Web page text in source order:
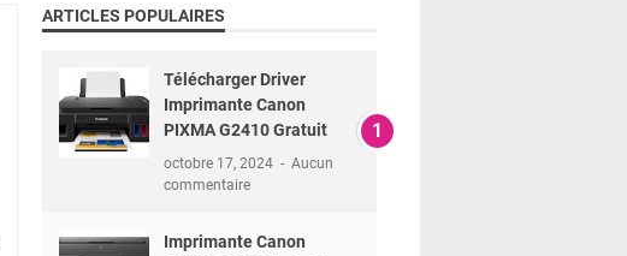
ARTICLES POPULAIRES
Télécharger Driver
Imprimante Canon
PIXMA G2410 Gratuit
octobre 17, 2024
Aucun
commentaire
Imprimante Canon